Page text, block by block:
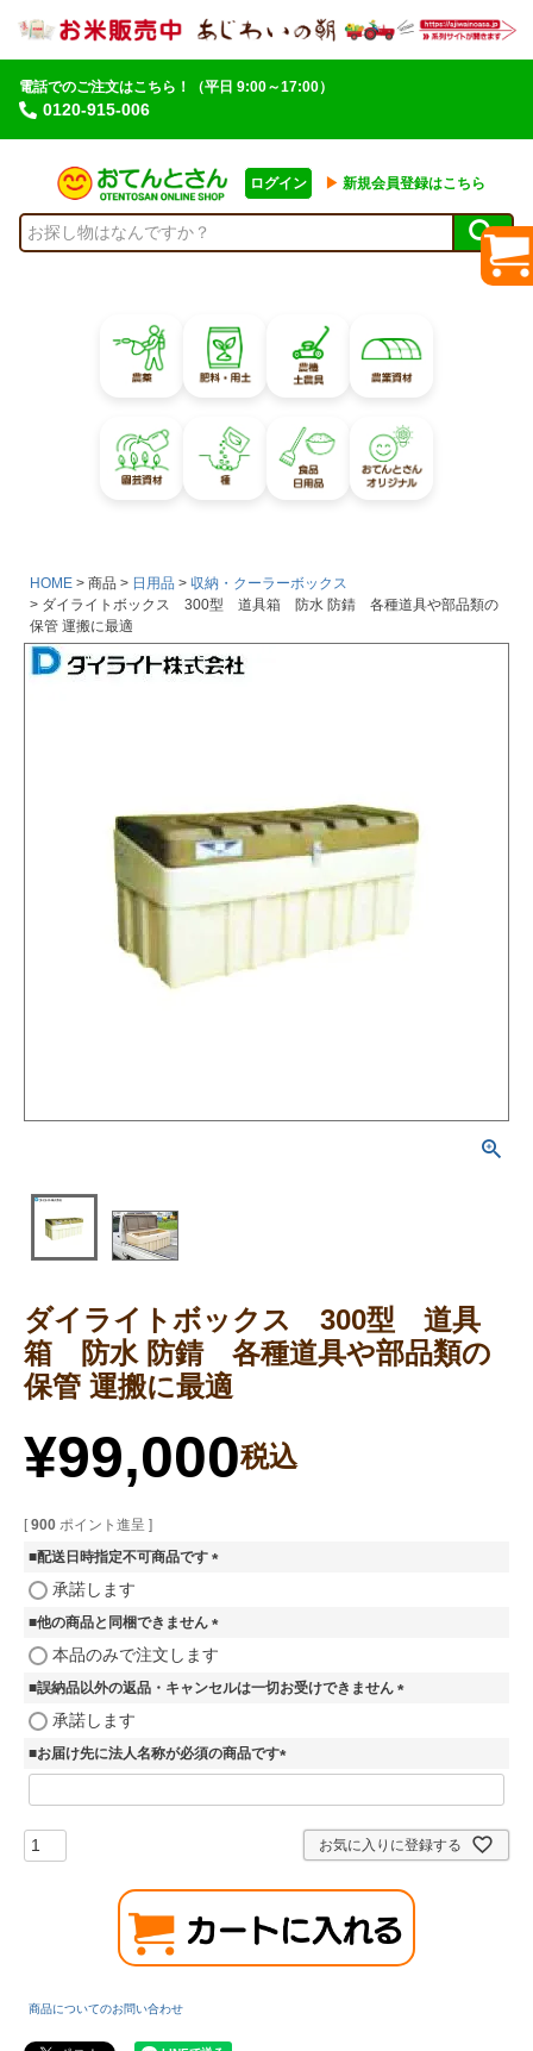
電話でのご注文はこちら！
0120-915-006
（平日 9:00～17:00）
ログイン ▶︎ 新規会員登録はこちら
HOME 商品 日用品
収納・クーラーボックス
ダイライトボックス 300型 道具箱 防水 防錆 各種道具や部品類の
保管 運搬に最適
ダイライトボックス 300型 道具
箱 防水 防錆 各種道具や部品類の
保管 運搬に最適
¥99,000税込
[ 900 ポイント進呈 ]
■配送日時指定不可商品です
須
)
承諾します
■他の商品と同梱できません
(
須
本品のみで注文します
■誤納品以外の返品・キャンセルは一切お受けできません
)
承諾します
■お届け先に法人名称が必須の商品です
(
必
お気に入りに登録する
商品についてのお問い合わせ